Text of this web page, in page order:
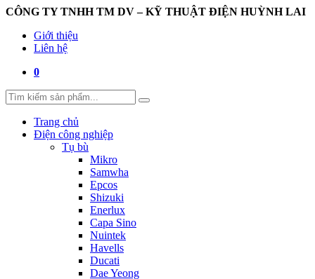
CÔNG TY TNHH TM DV – KỸ THUẬT ĐIỆN HUỲNH LAI
Giới thiệu
Liên hệ
0
Trang chủ
Điện công nghiệp
Tụ bù
Mikro
Samwha
Epcos
Shizuki
Enerlux
Capa Sino
Nuintek
Havells
Ducati
Dae Yeong